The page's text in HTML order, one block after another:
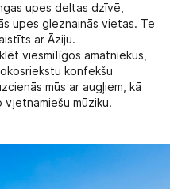
upes deltas dzīvē,
upes gleznainās vietas. Te
ar Āziju.
viesmīlīgos amatniekus,
konfekšu
mūs ar augļiem, kā
mūziku.